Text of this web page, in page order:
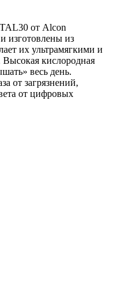
от Alcon
изготовлены из
их ультрамягкими и
Высокая кислородная
весь день.
от загрязнений,
от цифровых